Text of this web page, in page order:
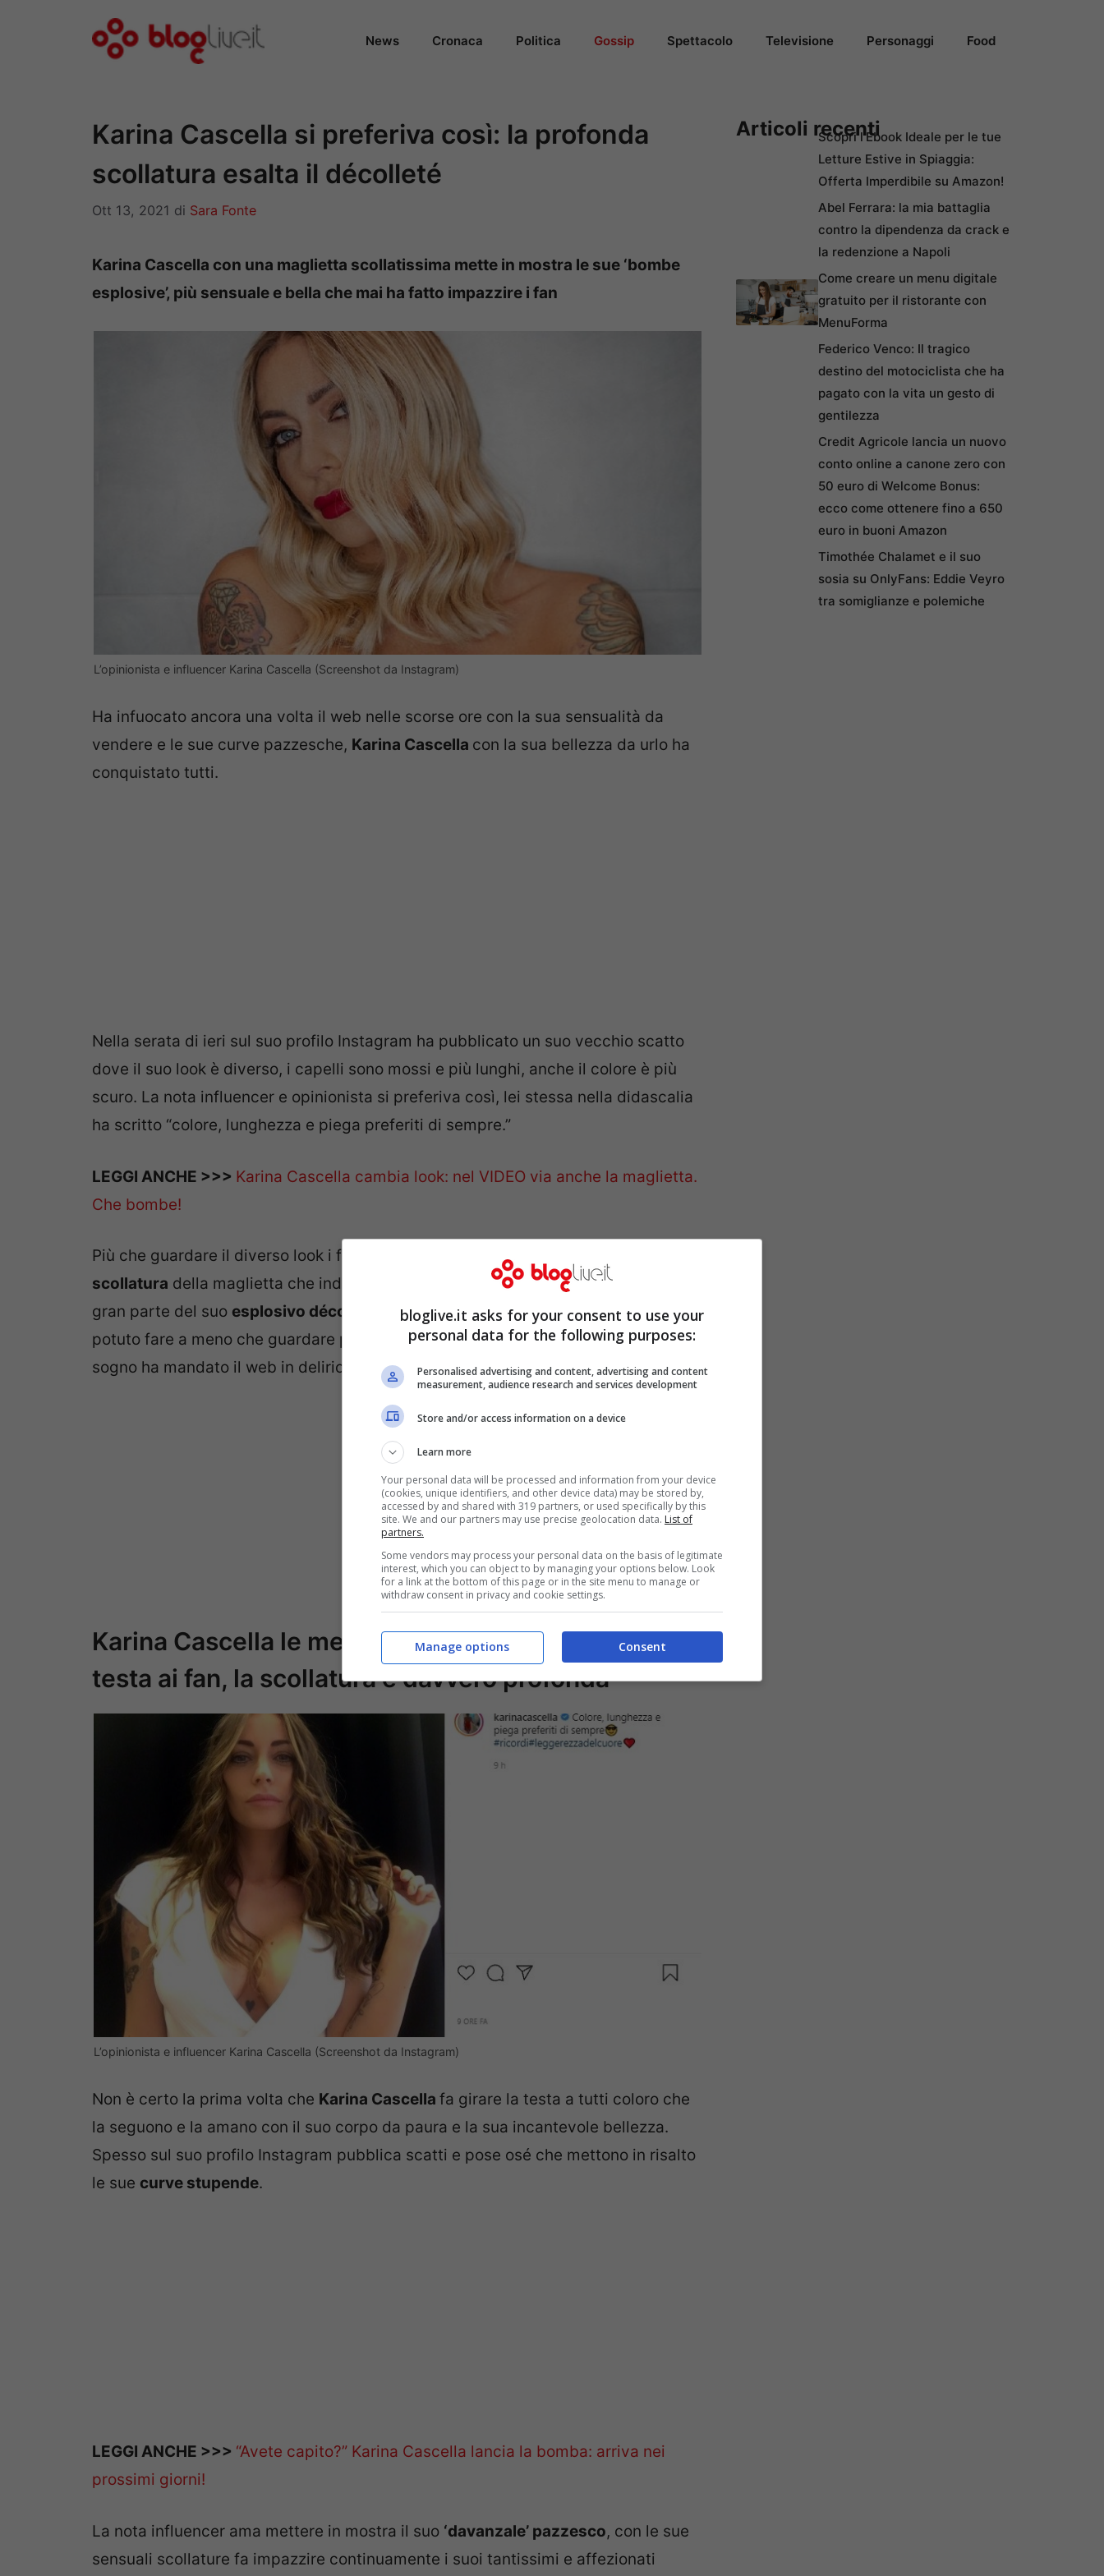
News Cronaca Politica Gossip Spettacolo Televisione Personaggi Food
Karina Cascella si preferiva così: la profonda
scollatura esalta il décolleté
Ott 13, 2021 di Sara Fonte
Karina Cascella con una maglietta scollatissima mette in mostra le sue ‘bombe
esplosive’, più sensuale e bella che mai ha fatto impazzire i fan
L’opinionista e influencer Karina Cascella (Screenshot da Instagram)
Ha infuocato ancora una volta il web nelle scorse ore con la sua sensualità da
vendere e le sue curve pazzesche, Karina Cascella con la sua bellezza da urlo ha
conquistato tutti.
Nella serata di ieri sul suo profilo Instagram ha pubblicato un suo vecchio scatto
dove il suo look è diverso, i capelli sono mossi e più lunghi, anche il colore è più
scuro. La nota influencer e opinionista si preferiva così, lei stessa nella didascalia
ha scritto “colore, lunghezza e piega preferiti di sempre.”
LEGGI ANCHE >>> Karina Cascella cambia look: nel VIDEO via anche la maglietta.
Che bombe!
Più che guardare il diverso look i fan si sono lasciati distrarre dalla
scollatura della maglietta che indossa. Questa lascia ben poco all’immaginazione,
gran parte del suo esplosivo décolleté
è in bella vista. I suoi seguaci non hanno
potuto fare a meno che guardare proprio lì,Karina Cascella con le sue curve da
sogno ha mandato il web in delirio.
Karina Cascella le mette in mostra e fa perdere la
testa ai fan, la scollatura è davvero profonda
L’opinionista e influencer Karina Cascella (Screenshot da Instagram)
Non è certo la prima volta che Karina Cascella fa girare la testa a tutti coloro che
la seguono e la amano con il suo corpo da paura e la sua incantevole bellezza.
Spesso sul suo profilo Instagram pubblica scatti e pose osé che mettono in risalto
le sue curve stupende.
LEGGI ANCHE >>> “Avete capito?” Karina Cascella lancia la bomba: arriva nei
prossimi giorni!
La nota influencer ama mettere in mostra il suo ‘davanzale’ pazzesco, con le sue
sensuali scollature fa impazzire continuamente i suoi tantissimi e affezionati
Articoli recentiScopri l’Ebook Ideale per le tue
Letture Estive in Spiaggia:
Offerta Imperdibile su Amazon!
Abel Ferrara: la mia battaglia
contro la dipendenza da crack e
la redenzione a Napoli
Come creare un menu digitale
gratuito per il ristorante con
MenuForma
Federico Venco: Il tragico
destino del motociclista che ha
pagato con la vita un gesto di
gentilezza
Credit Agricole lancia un nuovo
conto online a canone zero con
50 euro di Welcome Bonus:
ecco come ottenere fino a 650
euro in buoni Amazon
Timothée Chalamet e il suo
sosia su OnlyFans: Eddie Veyro
tra somiglianze e polemiche
bloglive.it asks for your consent to use your
personal data for the following purposes:
Personalised advertising and content, advertising and content
measurement, audience research and services development
Store and/or access information on a device
Learn more
Your personal data will be processed and information from your device
(cookies, unique identifiers, and other device data) may be stored by,
accessed by and shared with 319 partners, or used specifically by this
site. We and our partners may use precise geolocation data. List of
partners.
Some vendors may process your personal data on the basis of legitimate
interest, which you can object to by managing your options below. Look
for a link at the bottom of this page or in the site menu to manage or
withdraw consent in privacy and cookie settings.
Consent
Manage options